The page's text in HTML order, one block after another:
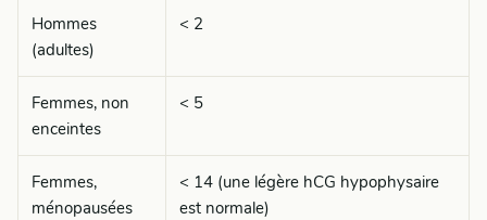
Hommes
(adultes)
< 2
Femmes, non
enceintes
< 5
Femmes,
ménopausées
< 14 (une légère hCG hypophysaire
est normale)